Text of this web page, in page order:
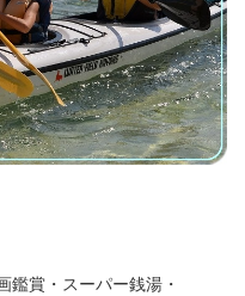
・スーパー銭湯・